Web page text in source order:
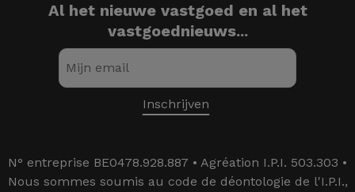
Al het nieuwe vastgoed en al het
vastgoednieuws...
N° entreprise BE0478.928.887 • Agréation I.P.I. 503.303 •
Nous sommes soumis au code de déontologie de l'I.P.I.,